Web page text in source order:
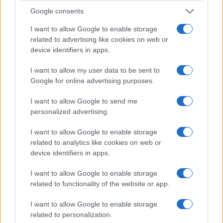
Google consents
I want to allow Google to enable storage
related to advertising like cookies on web or
device identifiers in apps.
I want to allow my user data to be sent to
Google for online advertising purposes.
I want to allow Google to send me
personalized advertising.
I want to allow Google to enable storage
related to analytics like cookies on web or
device identifiers in apps.
I want to allow Google to enable storage
related to functionality of the website or app.
I want to allow Google to enable storage
related to personalization.
στην Πλατεία Συμτάγματος με ομιλητή τον Δρ.
Χαϊκ Ντεμογιάν Γενοκτονολόγο, Διευθυντή του
Μουσείου Γενοκτονίας των Αρμενίων στο
Οι αποδέκτες των μηνυμάτων των εκδηλώσεων
μνήμης της Ποντιακής Γενοκτονιας είναι
πολλοί:
-Πρωτίστως οι ψυχές των 353.000 θυμάτων της
Γενοκτονίας για ανάπαυση εκεί στο πάνθεον
– Οι Κυβερνήσεις της κατά τα άλλα φίλης
γείτονας Τουρκίας, να παραδεχθεί το
δραματικό γεγονός της Γενοκτονίας που